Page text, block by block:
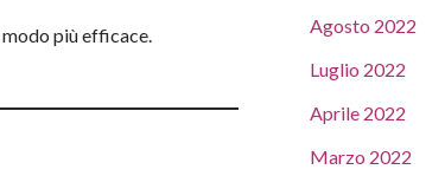
più efficace.
Agosto 2022
Luglio 2022
Aprile 2022
Marzo 2022